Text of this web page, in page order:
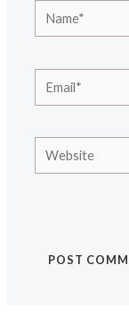
Name*
Email*
Website